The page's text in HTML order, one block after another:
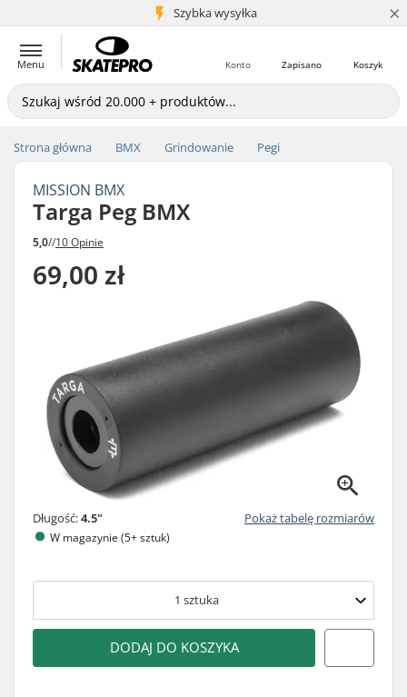
Szybka wysyłka
5+ mln klientów ×
Menu Koszyk
Zapisano
Konto
Strona główna BMX Grindowanie Pegi
MISSION BMX
Targa Peg BMX
5,0//10 Opinie
69,00 zł
Długość:4.5" Pokaż tabelę rozmiarów
W magazynie (5+ sztuk)
1 sztuka
DODAJ DO KOSZYKA